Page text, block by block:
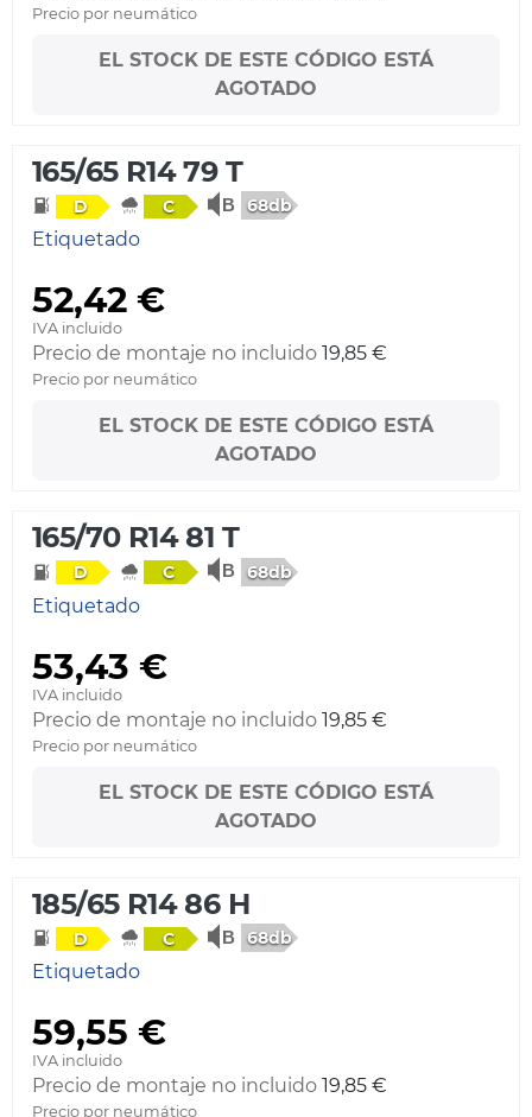
Precio por neumático
EL STOCK DE ESTE CÓDIGO ESTÁ
AGOTADO
165/65 R14 79 T
D C 68db
Etiquetado
52,42 €
IVA incluido
Precio de montaje no incluido 19,85 €
Precio por neumático
EL STOCK DE ESTE CÓDIGO ESTÁ
AGOTADO
165/70 R14 81 T
D C 68db
Etiquetado
53,43 €
IVA incluido
Precio de montaje no incluido 19,85 €
Precio por neumático
EL STOCK DE ESTE CÓDIGO ESTÁ
AGOTADO
185/65 R14 86 H
D C 68db
Etiquetado
59,55 €
IVA incluido
Precio de montaje no incluido 19,85 €
Precio por neumático